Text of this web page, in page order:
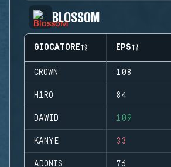
BLOSSOM
GIOCATORE EPS
CROWN 108
H1RO 84
DAWID 109
KANYE 33
ADONIS 76